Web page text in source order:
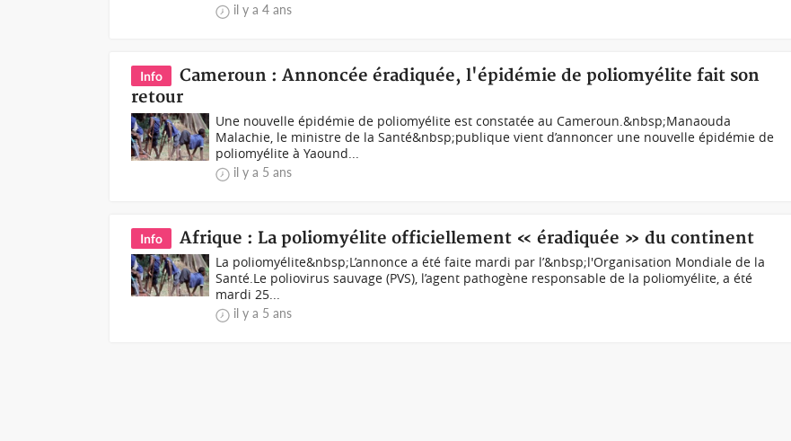
il y a 4 ans
Info
Cameroun : Annoncée éradiquée, l'épidémie de poliomyélite fait son
retour
Une nouvelle épidémie de poliomyélite est constatée au Cameroun.&nbsp;Manaouda
Malachie, le ministre de la Santé&nbsp;publique vient d’annoncer une nouvelle épidémie de
poliomyélite à Yaound...
il y a 5 ans
Info Afrique : La poliomyélite officiellement « éradiquée » du continent
La poliomyélite&nbsp;L’annonce a été faite mardi par l’&nbsp;l'Organisation Mondiale de la
Santé.Le poliovirus sauvage (PVS), l’agent pathogène responsable de la poliomyélite, a été
mardi 25...
il y a 5 ans